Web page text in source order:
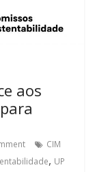
aos
CIM
, UP